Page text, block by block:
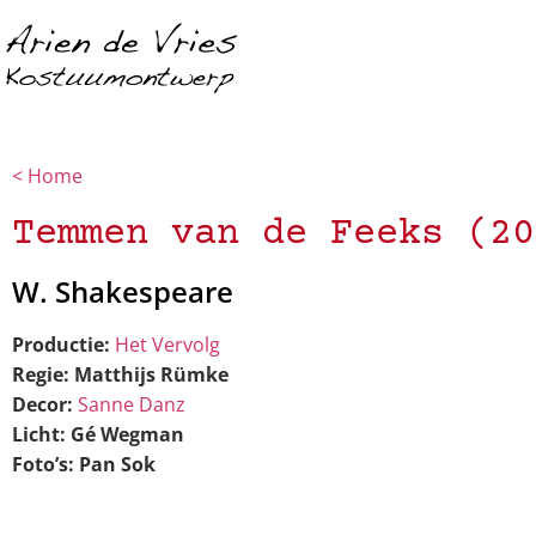
< Home
Temmen van de Feeks
W. Shakespeare
Productie: Het Vervolg
Regie: Matthijs Rümke
Decor: Sanne Danz
Licht: Gé Wegman
Foto’s: Pan Sok